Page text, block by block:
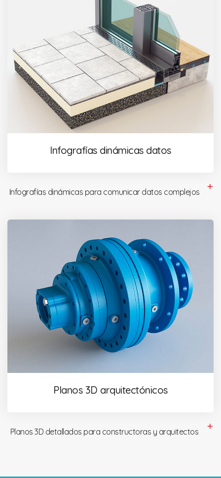
Infografías dinámicas datos
Infografías dinámicas para comunicar datos complejos
Planos 3D arquitectónicos
Planos 3D detallados para constructoras y arquitectos